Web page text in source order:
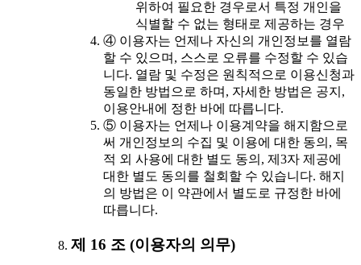
위하여 필요한 경우로서 특정 개인을
식별할 수 없는 형태로 제공하는 경우
④ 이용자는 언제나 자신의 개인정보를 열람
할 수 있으며, 스스로 오류를 수정할 수 있습
니다. 열람 및 수정은 원칙적으로 이용신청과
동일한 방법으로 하며, 자세한 방법은 공지,
이용안내에 정한 바에 따릅니다.
⑤ 이용자는 언제나 이용계약을 해지함으로
써 개인정보의 수집 및 이용에 대한 동의, 목
적 외 사용에 대한 별도 동의, 제3자 제공에
대한 별도 동의를 철회할 수 있습니다. 해지
의 방법은 이 약관에서 별도로 규정한 바에
따릅니다.
제 16 조 (이용자의 의무)